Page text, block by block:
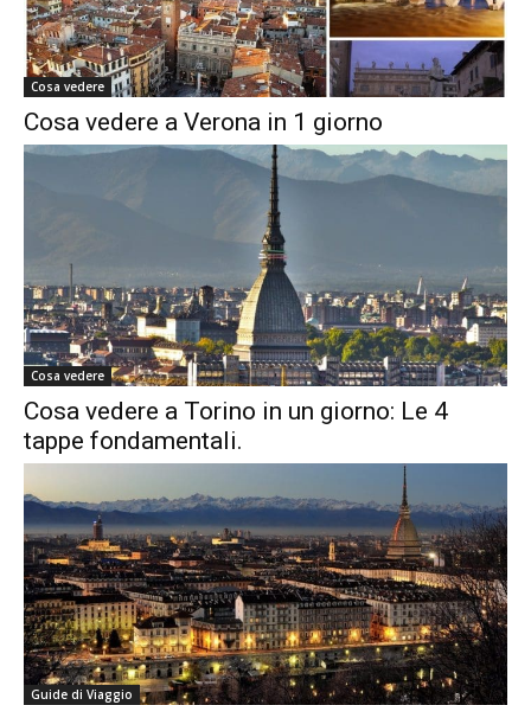
Cosa vedere
Cosa vedere a Verona in 1 giorno
Cosa vedere
Cosa vedere a Torino in un giorno: Le 4
tappe fondamentali.
Guide di Viaggio